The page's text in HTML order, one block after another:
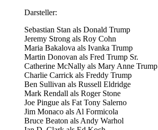
Darsteller:
Sebastian Stan als Donald Trump
Jeremy Strong als Roy Cohn
Maria Bakalova als Ivanka Trump
Martin Donovan als Fred Trump Sr.
Catherine McNally als Mary Anne Trump
Charlie Carrick als Freddy Trump
Ben Sullivan als Russell Eldridge
Mark Rendall als Roger Stone
Joe Pingue als Fat Tony Salerno
Jim Monaco als Al Formicola
Bruce Beaton als Andy Warhol